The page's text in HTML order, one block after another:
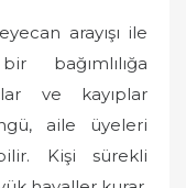
arayışı ile
bağımlılığa
ve kayıplar
aile üyeleri
Kişi sürekli